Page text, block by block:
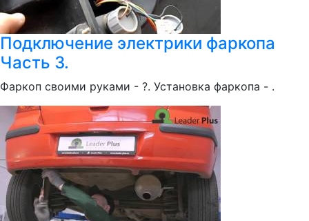
Подключение электрики фаркопа
Часть 3.
Фаркоп своими руками - ?. Установка фаркопа - .